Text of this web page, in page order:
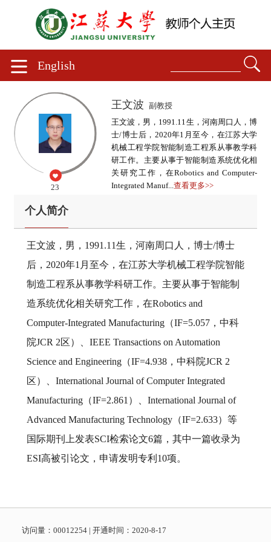
English
23
王文波
副教授
王文波，男，1991.11生，河南周口人，博
士/博士后，2020年1月至今，在江苏大学
机械工程学院智能制造工程系从事教学科
研工作。主要从事于智能制造系统优化相
关研究工作，在Robotics and Computer-
Integrated Manuf... 查看更多>>
个人简介
王文波，男，1991.11生，河南周口人，博士/博士
后，2020年1月至今，在江苏大学机械工程学院智能
制造工程系从事教学科研工作。主要从事于智能制
造系统优化相关研究工作，在Robotics and
Computer-Integrated Manufacturing（IF=5.057，中科
院JCR 2区）、IEEE Transactions on Automation
Science and Engineering（IF=4.938，中科院JCR 2
区）、International Journal of Computer Integrated
Manufacturing（IF=2.861）、International Journal of
Advanced Manufacturing Technology（IF=2.633）等
国际期刊上发表SCI检索论文6篇，其中一篇收录为
ESI高被引论文，申请发明专利10项。
访问量： 00012254 | 开通时间： 2020-8-17